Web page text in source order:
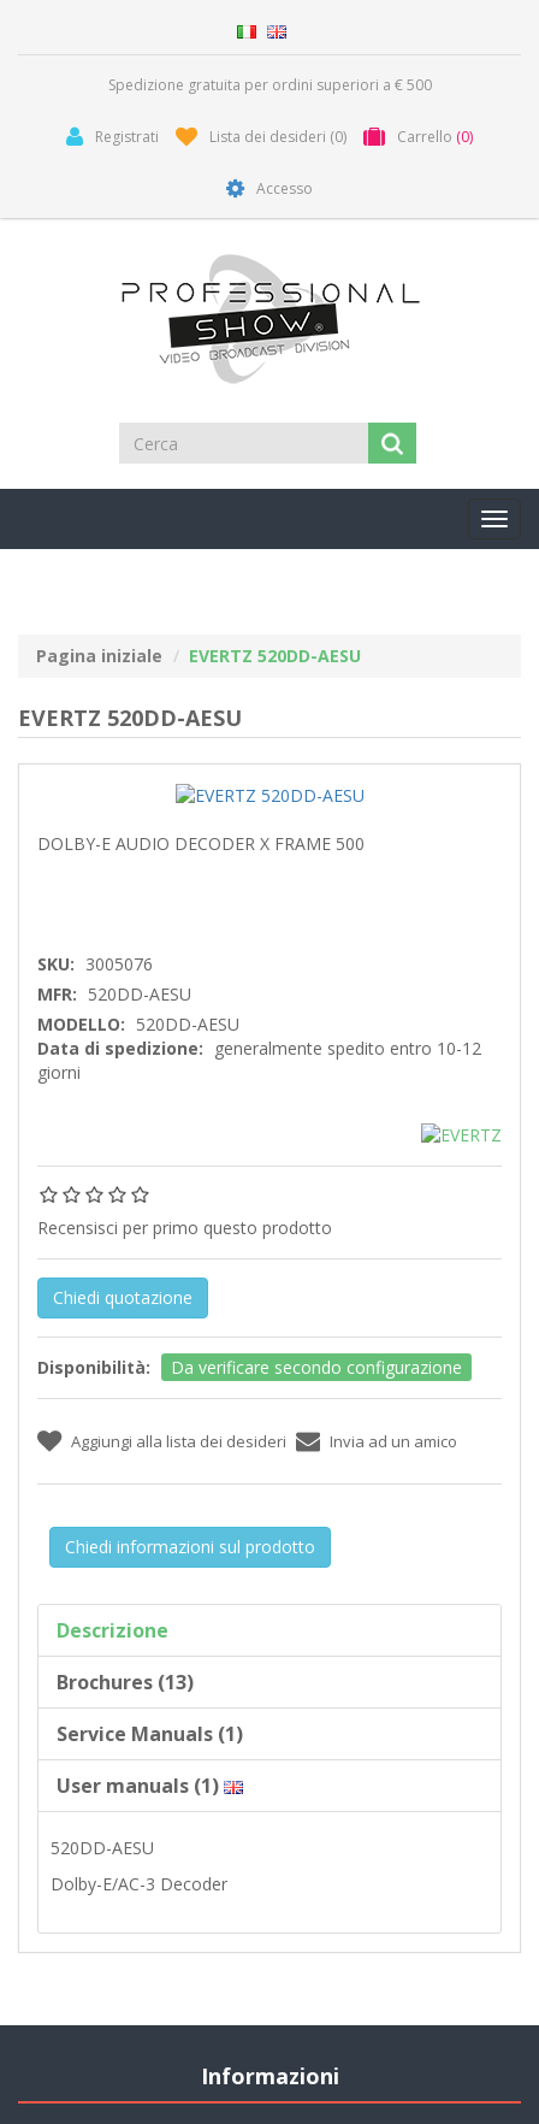
Spedizione gratuita per ordini superiori a € 500
Registrati Lista dei desideri (0) Carrello (0)
Accesso
Pagina iniziale EVERTZ 520DD-AESU
EVERTZ 520DD-AESU
DOLBY-E AUDIO DECODER X FRAME 500
SKU: 3005076
MFR: 520DD-AESU
MODELLO: 520DD-AESU
Data di spedizione:
generalmente spedito entro 10-12
giorni
Recensisci per primo questo prodotto
Chiedi quotazione
Disponibilità: Da verificare secondo configurazione
Chiedi informazioni sul prodotto
Descrizione
Brochures (13)
Service Manuals (1)
User manuals (1)
520DD-AESU
Dolby-E/AC-3 Decoder
Informazioni